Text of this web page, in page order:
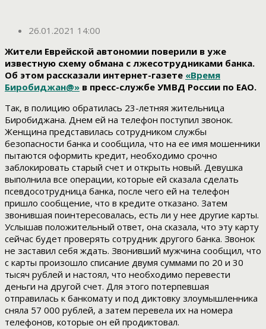
26.01.2021 14:00
Жители Еврейской автономии поверили в уже
известную схему обмана с лжесотрудниками банка.
Об этом рассказали интернет-газете «Время
Биробиджан@» в пресс-службе УМВД России по ЕАО.
Так, в полицию обратилась 23-летняя жительница
Биробиджана. Днем ей на телефон поступил звонок.
Женщина представилась сотрудником службы
безопасности банка и сообщила, что на ее имя мошенники
пытаются оформить кредит, необходимо срочно
заблокировать старый счет и открыть новый. Девушка
выполнила все операции, которые ей сказала сделать
псевдосотрудница банка, после чего ей на телефон
пришло сообщение, что в кредите отказано. Затем
звонившая поинтересовалась, есть ли у нее другие карты.
Услышав положительный ответ, она сказала, что эту карту
сейчас будет проверять сотрудник другого банка. Звонок
не заставил себя ждать. Звонивший мужчина сообщил, что
с карты произошло списание двумя суммами по 20 и 30
тысяч рублей и настоял, что необходимо перевести
деньги на другой счет. Для этого потерпевшая
отправилась к банкомату и под диктовку злоумышленника
сняла 57 000 рублей, а затем перевела их на номера
телефонов, которые он ей продиктовал.